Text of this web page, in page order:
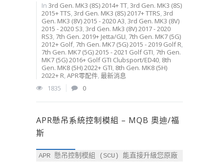
In 3rd Gen. MK3 (8S) 2014+ TT,3rd Gen. MK3 (8S)
2015+ TTS,3rd Gen. MK3 (8S) 2017+ TTRS,3rd
Gen. MK3 (8V) 2015 - 2020 A3,3rd Gen. MK3 (8V)
2015 - 2020 S3,3rd Gen. Mk3 (8V) 2017 - 2020
RS3, 7th Gen. 2019+ Jetta/GLI, 7th Gen. MK7 (5G)
2012+ Golf, 7th Gen. MK7 (5G) 2015 - 2019 Golf R,
7th Gen. MK7 (5G) 2015 - 2021 Golf GTI, 7th Gen.
MK7 (5G) 2016+ Golf GTI Clubsport/ED40, 8th
Gen. MK8 (5H) 2022+ GTI, 8th Gen. MK8 (5H)
2022+ R,APR零配件,最新消息
1835
0
APR懸吊系統控制模組 – MQB 奧迪/福
斯
APR 懸吊控制模組 (SCU) 能直接升級您原廠